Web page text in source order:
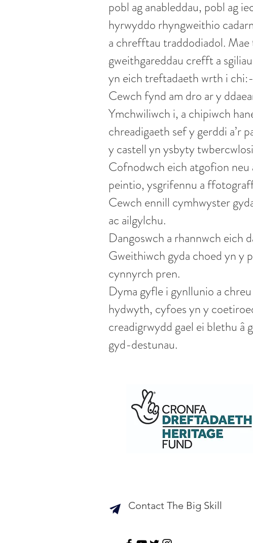
pobl ag anableddau, pobl ag
hyrwyddo rhyngweithio
a chrefftau traddodiadol.
gweithgareddau crefft a
yn eich treftadaeth wrth i chi:-
Cewch fynd am dro ar y
Ymchwiliwch i, a chipiwch
chreadigaeth sef y gerddi a’r
y castell yn ysbyty
Cofnodwch eich atgofion
peintio, ysgrifennu a
Cewch ennill cymhwyster
ac ailgylchu.
Dangoswch a rhannwch eich
Gweithiwch gyda choed yn y
cynnyrch pren.
Dyma gyfle i gynllunio a
hydwyth, cyfoes yn y
creadigrwydd gael ei blethu â
gyd-destunau.
Contact The Big Skill